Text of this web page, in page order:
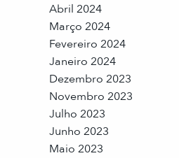
Abril 2024
Março 2024
Fevereiro 2024
Janeiro 2024
Dezembro 2023
Novembro 2023
Julho 2023
Junho 2023
Maio 2023